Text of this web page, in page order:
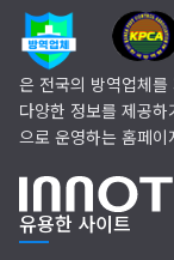
은 전국의 방역업체
다양한 정보를 제공
으로 운영하는 홈페이
유용한 사이트